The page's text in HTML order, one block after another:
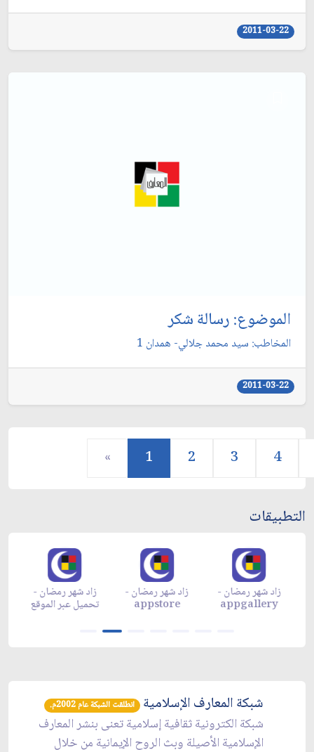
2011-03-22
الموضوع: رسالة شكر
المخاطب: سيد محمد جلالي- همدان 1
2011-03-22
« 1 2 3 4
التطبيقات
زاد شهر رمضان -
تحميل عبر الموقع
زاد شهر رمضان -
appstore
زاد شهر رمضان -
appgallery
شبكة المعارف الإسلامية انطلقت الشبكة عام 2002م.
شبكة الكترونية ثقافية إسلامية تعنى بنشر المعارف
الإسلامية الأصيلة وبث الروح الإيمانية من خلال